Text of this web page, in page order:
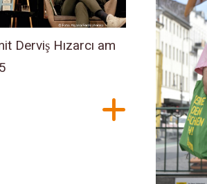
Derviş Hızarcı am